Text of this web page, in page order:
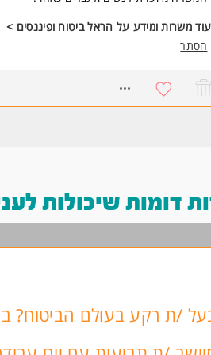
משרות ומידע על הראל ביטוח ופיננסים >
הסתר
דומות שיכולות
/ת רקע בעולם הביטוח?